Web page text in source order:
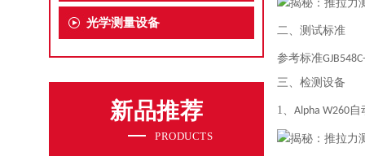
光学测量设备
新品推荐
PRODUCTS
二、测试标准
参考标准
三、检测设备
1、 Alpha W260自